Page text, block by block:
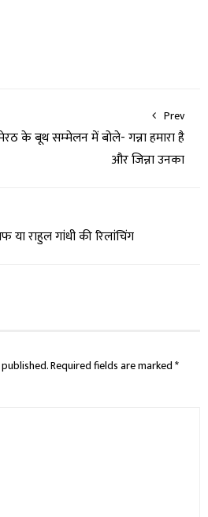
Prev
के बूथ सम्‍मेलन में बोले- गन्ना हमारा है
और जिन्ना उनका
राहुल गांधी की रिलांचिंग
Required fields are marked*